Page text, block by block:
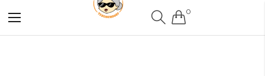
Navigation
umschalten
0